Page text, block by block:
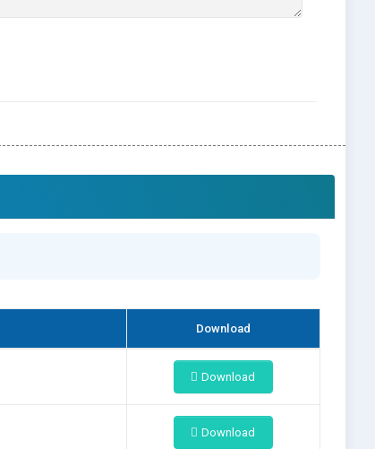
Download
Download
Download